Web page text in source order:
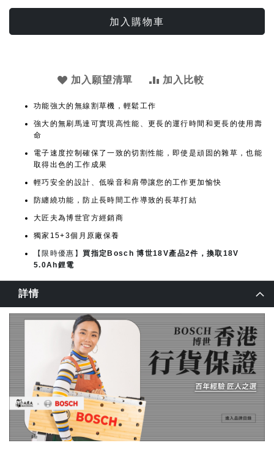
加入購物車
加入願望清單 加入比較
功能強大的無線割草機，輕鬆工作
強大的無刷馬達可實現高性能、更長的運行時間和更長的使用壽
命
電子速度控制確保了一致的切割性能，即使是頑固的雜草，也能
取得出色的工作成果
輕巧安全的設計、低噪音和肩帶讓您的工作更加愉快
防纏繞功能，防止長時間工作導致的長草打結
大匠夫為博世官方經銷商
獨家15+3個月原廠保養
【限時優惠】 買指定Bosch 博世18V產品2件，換取18V
5.0Ah鋰電
詳情